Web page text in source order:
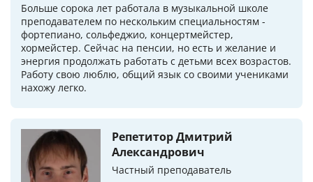
Больше сорока лет работала в музыкальной школе
преподавателем по нескольким специальностям -
фортепиано, сольфеджио, концертмейстер,
хормейстер. Сейчас на пенсии, но есть и желание и
энергия продолжать работать с детьми всех возрастов.
Работу свою люблю, общий язык со своими учениками
нахожу легко.
Репетитор Дмитрий
Александрович
Частный преподаватель